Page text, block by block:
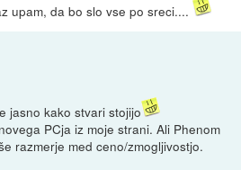
upam, da bo slo vse po sreci....
jasno kako stvari stojijo
PCja iz moje strani. Ali Phenom
razmerje med ceno/zmogljivostjo.